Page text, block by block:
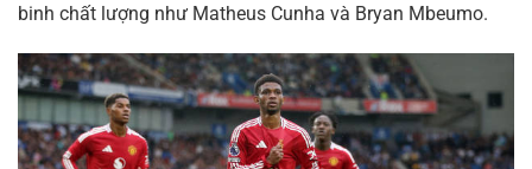
binh chất lượng như Matheus Cunha và Bryan Mbeumo.